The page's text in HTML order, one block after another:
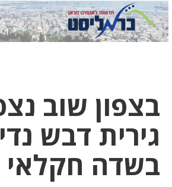
בצפון שוב
גירית דבש
בשדה חקלאי